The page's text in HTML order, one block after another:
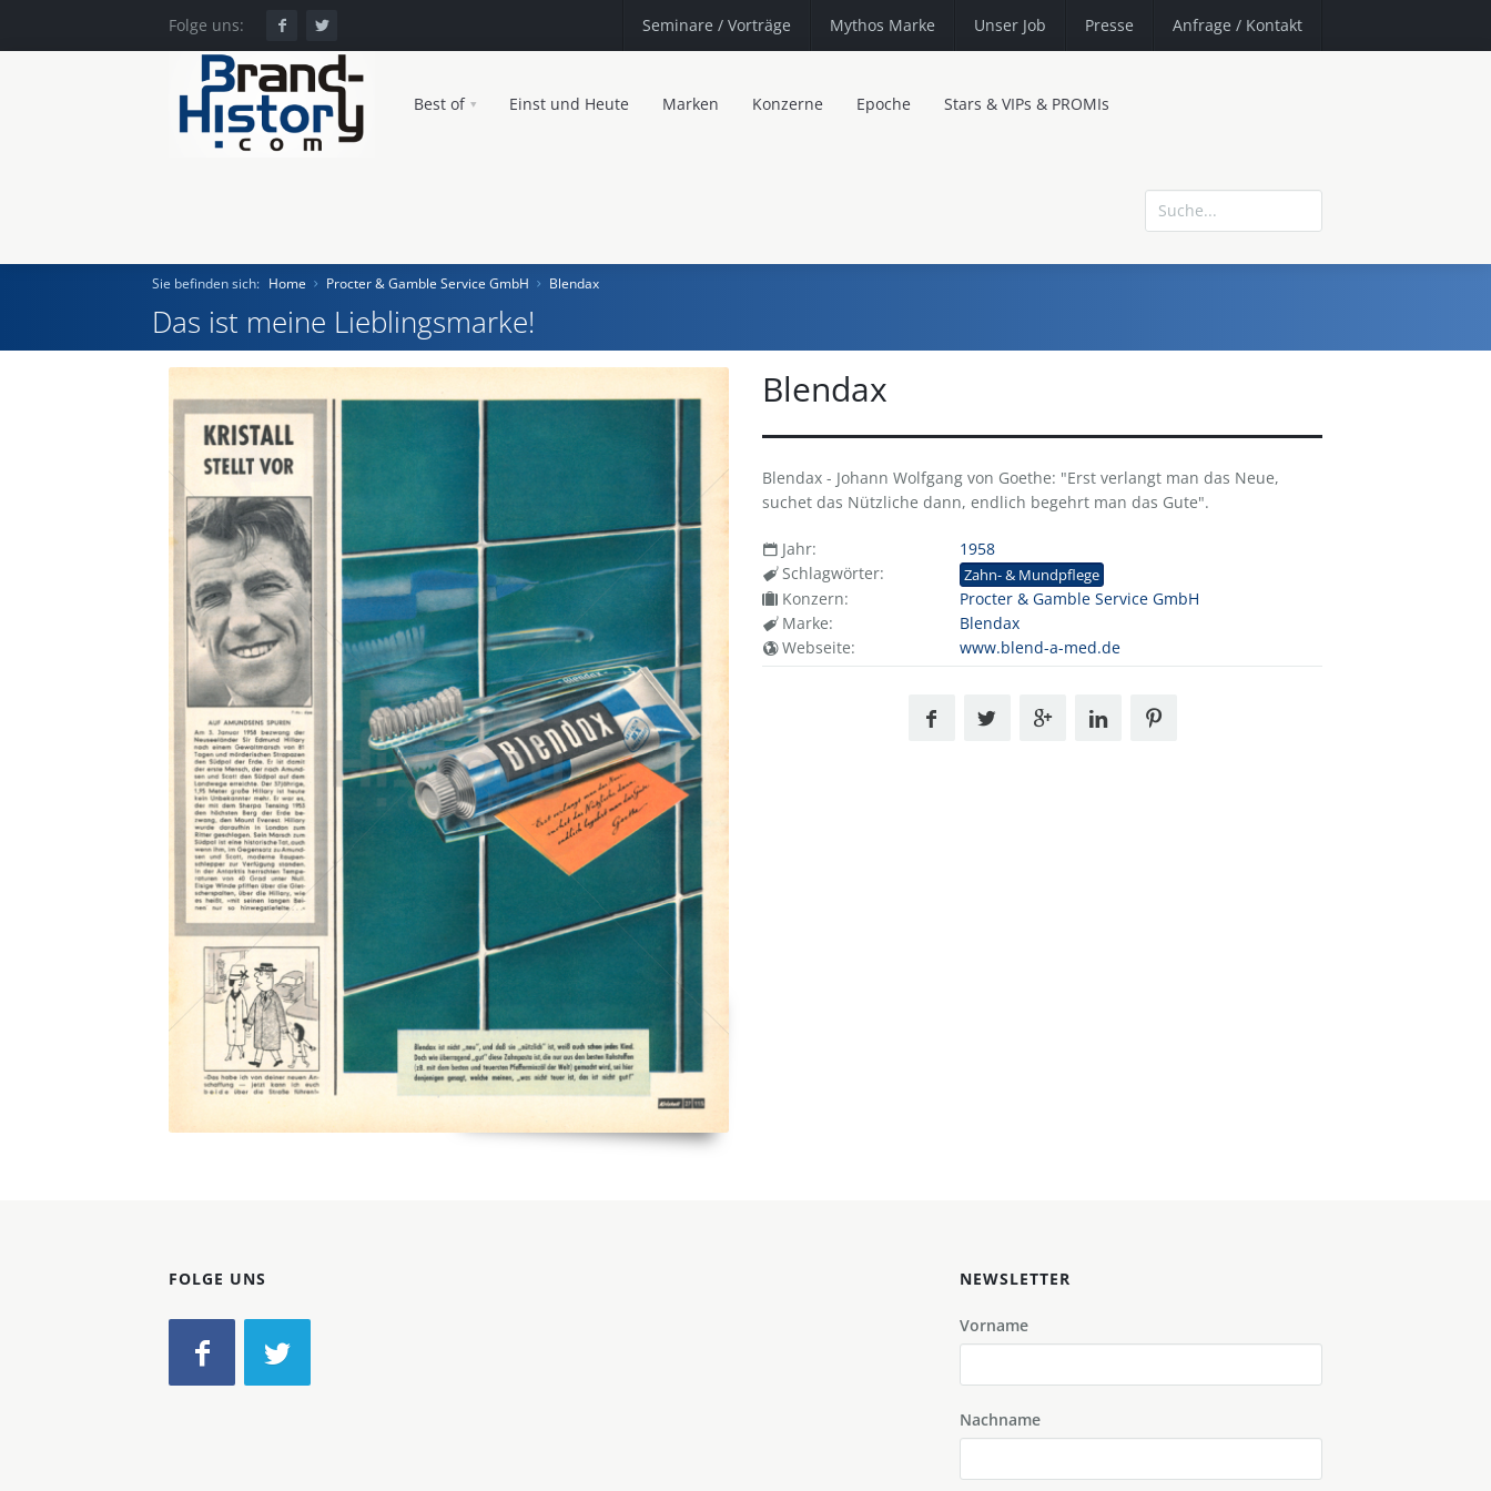
Folge uns: Seminare / Vorträge Mythos Marke Unser Job Presse Anfrage / Kontakt
Best of Einst und Heute Marken Konzerne Epoche Stars & VIPs & PROMIs
Home
Einst und Heute
Marken
Konzerne
Epoche
Sie befinden sich: Home Procter & Gamble Service GmbH Blendax
Das ist meine Lieblingsmarke!
Blendax
Blendax - Johann Wolfgang von Goethe: "Erst verlangt man das Neue,
suchet das Nützliche dann, endlich begehrt man das Gute".
Jahr:
1958
Schlagwörter:
Zahn- & Mundpflege
Konzern:
Procter & Gamble Service GmbH
Marke:
Blendax
Webseite:
www.blend-a-med.de
FOLGE UNS NEWSLETTER
Vorname
Nachname